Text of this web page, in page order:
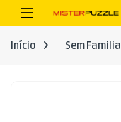
Skip to navigation
Skip to content
Open
Início Sem Familia